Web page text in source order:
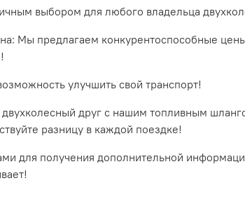
выбором для любого владельца
Мы предлагаем конкурентоспособные
улучшить свой транспорт!
друг с нашим топливным
разницу в каждой поездке!
для получения дополнительной